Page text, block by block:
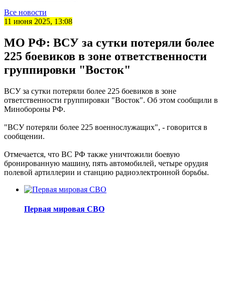
Все новости
11 июня 2025, 13:08
МО РФ: ВСУ за сутки потеряли более
225 боевиков в зоне ответственности
группировки "Восток"
ВСУ за сутки потеряли более 225 боевиков в зоне
ответственности группировки "Восток". Об этом сообщили в
Минобороны РФ.
"ВСУ потеряли более 225 военнослужащих", - говорится в
сообщении.
Отмечается, что ВС РФ также уничтожили боевую
бронированную машину, пять автомобилей, четыре орудия
полевой артиллерии и станцию радиоэлектронной борьбы.
Первая мировая СВО